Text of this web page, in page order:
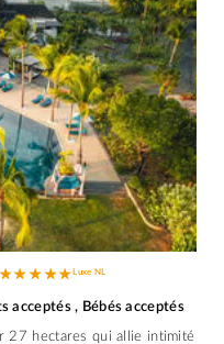
★ ★ ★ ★ ★
acceptés , Bébés acceptés
27 hectares qui allie intimité